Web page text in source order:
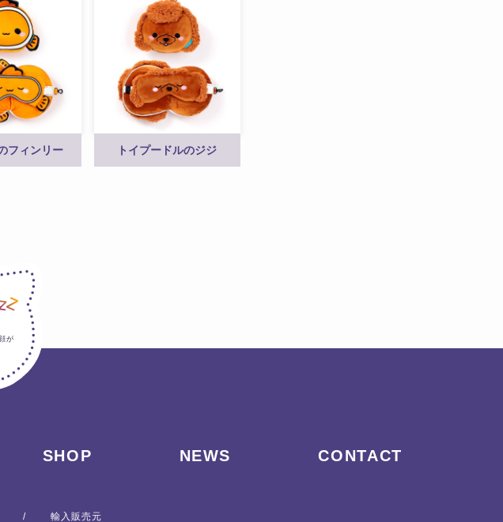
フィンリー トイプードルのジジ
が
SHOP NEWS CONTACT
/ 輸入販売元